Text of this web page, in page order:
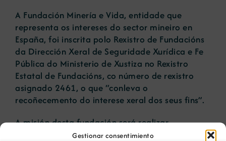
Gestionar consentimiento
A Fundación Minería e Vida, entidade que
representa os intereses do sector mineiro en
España, foi inscrita polo Rexistro de Fundacións
da Dirección Xeral de Seguridade Xurídica e Fe
Pública do Ministerio de Xustiza no Rexistro
Estatal de Fundacións, co número de rexistro
asignado 2461, o que “conleva o
recoñecemento do interese xeral dos seus fins”.
A misión desta fundación será realizar
actuacións que melloren a compatibilidade da